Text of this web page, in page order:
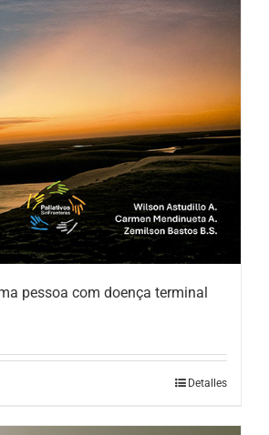
pessoa com doença terminal
Detalles